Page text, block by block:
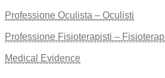
Professione Oculista – Oculisti
Professione Fisioterapisti –
Medical Evidence